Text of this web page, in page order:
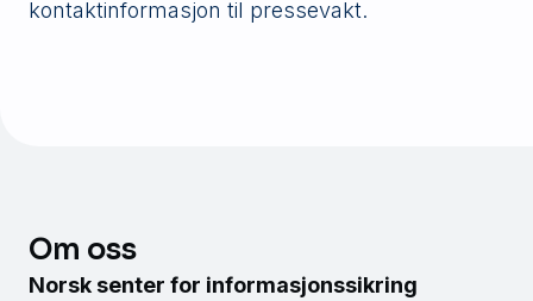
kontaktinformasjon til pressevakt.
Om oss
Norsk senter for informasjonssikring